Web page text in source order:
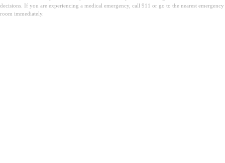
decisions. If you are experiencing a medical emergency, call 911 or go to the nearest emergency
room immediately.